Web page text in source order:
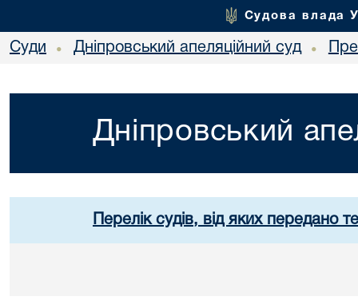
Судова влада
Суди • Дніпровський апеляційний суд •
Дніпровський
Перелік судів, від яких передано